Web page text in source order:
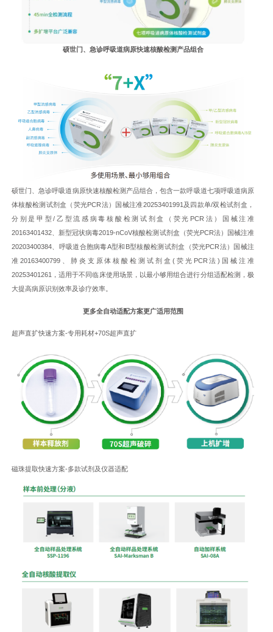
硕世门、急诊呼吸道病原快速核酸检测产品组合
硕世门、急诊呼吸道病原快速核酸检测产品组合，包含一款呼吸道七项呼吸道病原
体核酸检测试剂盒（荧光PCR法）国械注准20253401991及四款单/双检试剂盒，
分别是甲型/乙型流感病毒核酸检测试剂盒（荧光PCR法）国械注准
20163401432、新型冠状病毒2019-nCoV核酸检测试剂盒（荧光PCR法）国械注准
20203400384、呼吸道合胞病毒A型和B型核酸检测试剂盒（荧光PCR法）国械注
准20163400799、肺炎支原体核酸检测试剂盒(荧光PCR法)国械注准
20253401261，适用于不同临床使用场景，以最小够用组合进行分组适配检测，极
大提高病原识别效率及诊疗效率。
更多全自动适配方案更广适用范围
超声直扩快速方案-专用耗材+70S超声直扩
磁珠提取快速方案-多款试剂及仪器适配